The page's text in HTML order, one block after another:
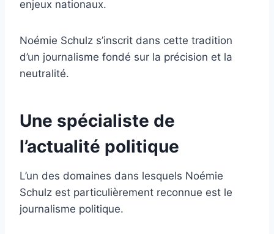
enjeux nationaux.
Noémie Schulz s’inscrit dans cette tradition
d’un journalisme fondé sur la précision et la
neutralité.
Une spécialiste de
l’actualité politique
L’un des domaines dans lesquels Noémie
Schulz est particulièrement reconnue est le
journalisme politique.